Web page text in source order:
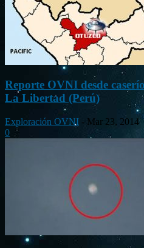
Reporte OVNI desde
La Libertad (Perú)
Exploración OVNI - Mar 23, 2014
0